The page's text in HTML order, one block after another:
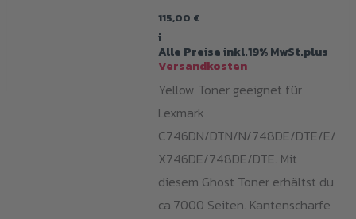
115,00 €
i
Alle Preise inkl.19% MwSt.plus
Versandkosten
Yellow Toner geeignet für
Lexmark
C746DN/DTN/N/748DE/DTE/E/
X746DE/748DE/DTE. Mit
diesem Ghost Toner erhältst du
ca.7000 Seiten. Kantenscharfe